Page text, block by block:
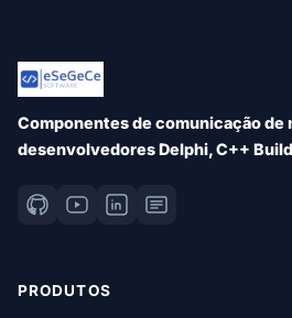
Componentes de comunicação de
desenvolvedores Delphi, C++
PRODUTOS